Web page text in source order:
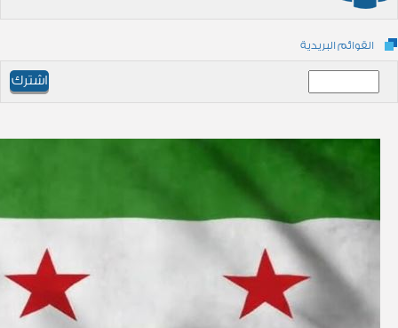
القوائم البريدية